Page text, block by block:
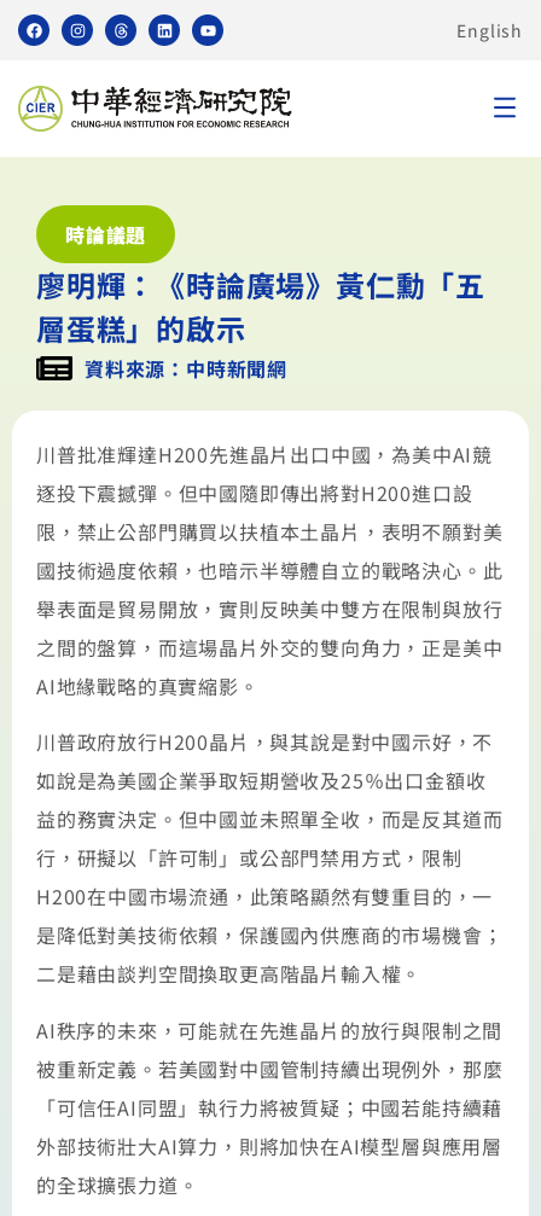
English
時論議題
廖明輝：《時論廣場》黃仁勳「五
層蛋糕」的啟示
資料來源：中時新聞網
川普批准輝達H200先進晶片出口中國，為美中AI競
逐投下震撼彈。但中國隨即傳出將對H200進口設
限，禁止公部門購買以扶植本土晶片，表明不願對美
國技術過度依賴，也暗示半導體自立的戰略決心。此
舉表面是貿易開放，實則反映美中雙方在限制與放行
之間的盤算，而這場晶片外交的雙向角力，正是美中
AI地緣戰略的真實縮影。
川普政府放行H200晶片，與其說是對中國示好，不
如說是為美國企業爭取短期營收及25％出口金額收
益的務實決定。但中國並未照單全收，而是反其道而
行，研擬以「許可制」或公部門禁用方式，限制
H200在中國市場流通，此策略顯然有雙重目的，一
是降低對美技術依賴，保護國內供應商的市場機會；
二是藉由談判空間換取更高階晶片輸入權。
AI秩序的未來，可能就在先進晶片的放行與限制之間
被重新定義。若美國對中國管制持續出現例外，那麼
「可信任AI同盟」執行力將被質疑；中國若能持續藉
外部技術壯大AI算力，則將加快在AI模型層與應用層
的全球擴張力道。